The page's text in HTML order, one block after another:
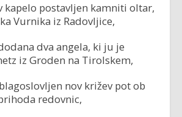
kapelo postavljen kamniti oltar,
Vurnika iz Radovljice,
dva angela, ki ju je
iz Groden na Tirolskem,
nov križev pot ob
redovnic,